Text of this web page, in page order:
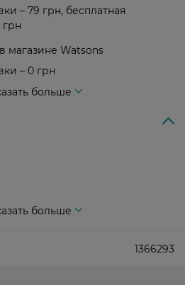
– 79 грн, бесплатная
грн
магазине Watsons
– 0 грн
больше
больше
1366293